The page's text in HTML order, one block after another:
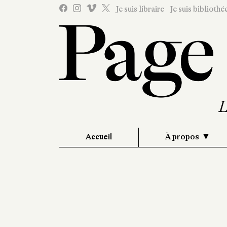
Je suis libraire Je suis
Accueil À propos